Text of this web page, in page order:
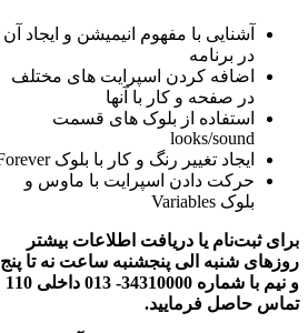
آشنایی با مفهوم انیمیشن و ایجاد آن
در برنامه
اضافه کردن اسپرایت­ های مختلف
در صفحه و کار با آنها
استفاده از بلوک­ های قسمت
looks/sound
ایجاد تغییر رنگ و کار با بلوک Forever
حرکت دادن اسپرایت با ماوس و
بلوک Variables
برای ثبت‌نام یا دریافت اطلاعات بیشتر
روزهای شنبه الی پنجشنبه ساعت نه تا پنج
و نیم با شماره 34310000- 013 داخلی 110
تماس حاصل فرمایید.